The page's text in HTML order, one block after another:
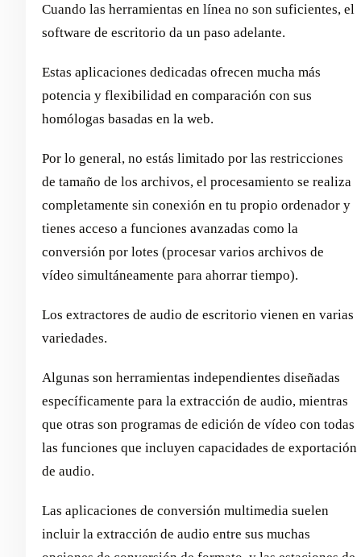
Cuando las herramientas en línea no son suficientes, el
software de escritorio da un paso adelante.
Estas aplicaciones dedicadas ofrecen mucha más
potencia y flexibilidad en comparación con sus
homólogas basadas en la web.
Por lo general, no estás limitado por las restricciones
de tamaño de los archivos, el procesamiento se realiza
completamente sin conexión en tu propio ordenador y
tienes acceso a funciones avanzadas como la
conversión por lotes (procesar varios archivos de
vídeo simultáneamente para ahorrar tiempo).
Los extractores de audio de escritorio vienen en varias
variedades.
Algunas son herramientas independientes diseñadas
específicamente para la extracción de audio, mientras
que otras son programas de edición de vídeo con todas
las funciones que incluyen capacidades de exportación
de audio.
Las aplicaciones de conversión multimedia suelen
incluir la extracción de audio entre sus muchas